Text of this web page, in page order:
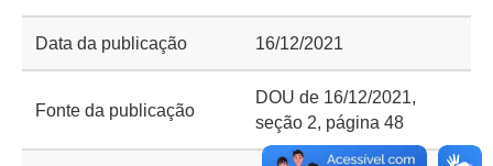
Data da publicação 16/12/2021
Fonte da publicação
DOU de 16/12/2021,
seção 2, página 48